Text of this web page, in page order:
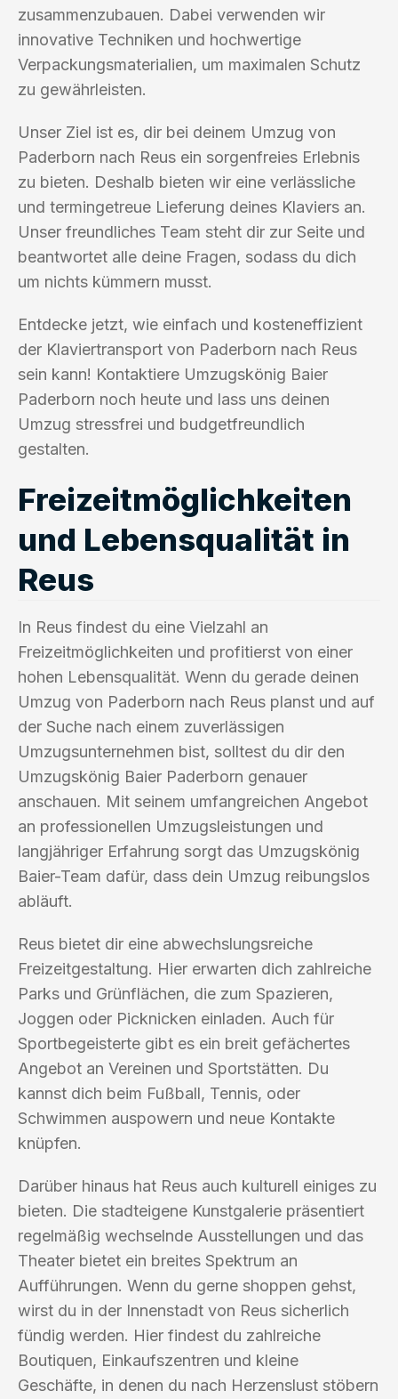
zusammenzubauen. Dabei verwenden wir
innovative Techniken und hochwertige
Verpackungsmaterialien, um maximalen Schutz
zu gewährleisten.
Unser Ziel ist es, dir bei deinem Umzug von
Paderborn nach Reus ein sorgenfreies Erlebnis
zu bieten. Deshalb bieten wir eine verlässliche
und termingetreue Lieferung deines Klaviers an.
Unser freundliches Team steht dir zur Seite und
beantwortet alle deine Fragen, sodass du dich
um nichts kümmern musst.
Entdecke jetzt, wie einfach und kosteneffizient
der Klaviertransport von Paderborn nach Reus
sein kann! Kontaktiere Umzugskönig Baier
Paderborn noch heute und lass uns deinen
Umzug stressfrei und budgetfreundlich
gestalten.
Freizeitmöglichkeiten
und Lebensqualität in
Reus
In Reus findest du eine Vielzahl an
Freizeitmöglichkeiten und profitierst von einer
hohen Lebensqualität. Wenn du gerade deinen
Umzug von Paderborn nach Reus planst und auf
der Suche nach einem zuverlässigen
Umzugsunternehmen bist, solltest du dir den
Umzugskönig Baier Paderborn genauer
anschauen. Mit seinem umfangreichen Angebot
an professionellen Umzugsleistungen und
langjähriger Erfahrung sorgt das Umzugskönig
Baier-Team dafür, dass dein Umzug reibungslos
abläuft.
Reus bietet dir eine abwechslungsreiche
Freizeitgestaltung. Hier erwarten dich zahlreiche
Parks und Grünflächen, die zum Spazieren,
Joggen oder Picknicken einladen. Auch für
Sportbegeisterte gibt es ein breit gefächertes
Angebot an Vereinen und Sportstätten. Du
kannst dich beim Fußball, Tennis, oder
Schwimmen auspowern und neue Kontakte
knüpfen.
Darüber hinaus hat Reus auch kulturell einiges zu
bieten. Die stadteigene Kunstgalerie präsentiert
regelmäßig wechselnde Ausstellungen und das
Theater bietet ein breites Spektrum an
Aufführungen. Wenn du gerne shoppen gehst,
wirst du in der Innenstadt von Reus sicherlich
fündig werden. Hier findest du zahlreiche
Boutiquen, Einkaufszentren und kleine
Geschäfte, in denen du nach Herzenslust stöbern